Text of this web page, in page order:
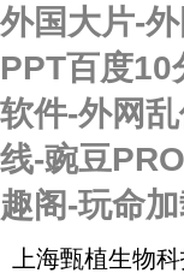
外国大片-
PPT百度10
软件-外网
线-豌豆
趣阁-玩命
上海甄植生物